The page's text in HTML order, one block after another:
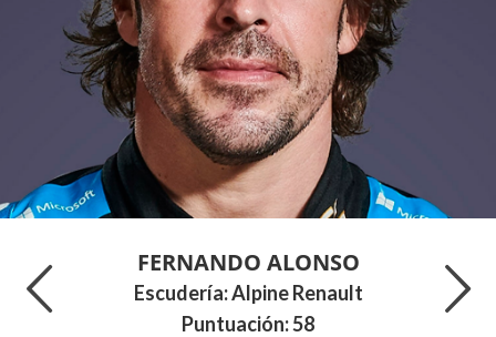
FERNANDO ALONSO
Escudería: Alpine Renault
Puntuación: 58